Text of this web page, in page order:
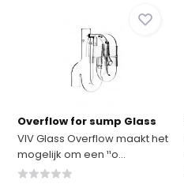
Overflow for sump Glass
VIV Glass Overflow maakt het
mogelijk om een ¹¹o...